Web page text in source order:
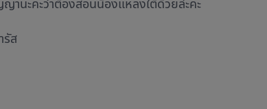
ญานะคะว่าต้องสอนน้องแหลงใต้ด้วยล่ะคะ
รัส